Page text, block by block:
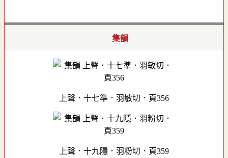
集韻
上聲．十七準．羽敏切．頁356
上聲．十九隱．羽粉切．頁359